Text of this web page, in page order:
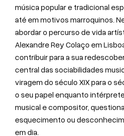
música popular e tradicional
até em motivos marroquinos.
abordar o percurso de vida
Alexandre Rey Colaço em
contribuir para a sua
central das sociabilidades
viragem do século XIX para o
o seu papel enquanto
musical e compositor,
esquecimento ou
em dia.